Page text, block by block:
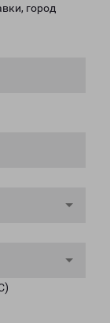
город